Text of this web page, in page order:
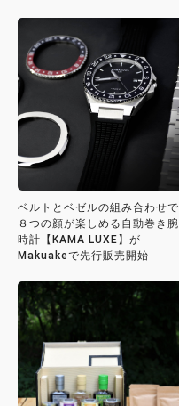
ベルトとベゼルの組み合わせで
８つの顔が楽しめる自動巻き腕
時計【KAMA LUXE】が
Makuakeで先行販売開始